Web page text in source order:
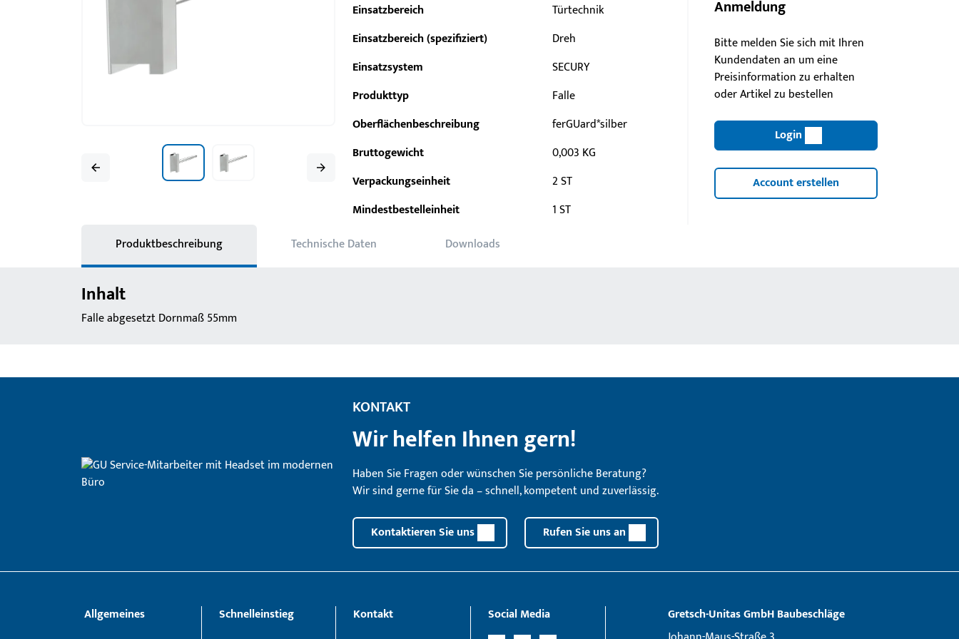
Einsatzbereich
Türtechnik
Einsatzbereich (spezifiziert)
Dreh
Einsatzsystem
SECURY
Produkttyp
Falle
Oberflächenbeschreibung
ferGUard*silber
Bruttogewicht
0,003 KG
Verpackungseinheit
2 ST
Mindestbestelleinheit
1 ST
Anmeldung
Bitte melden Sie sich mit Ihren
Kundendaten an um eine
Preisinformation zu erhalten
oder Artikel zu bestellen
Login
Account erstellen
Produktbeschreibung Technische Daten Downloads
Inhalt
Falle abgesetzt Dornmaß 55mm
KONTAKT
Wir helfen Ihnen gern!
Haben Sie Fragen oder wünschen Sie persönliche Beratung?
Wir sind gerne für Sie da – schnell, kompetent und zuverlässig.
Kontaktieren Sie uns Rufen Sie uns an
Allgemeines
Schnelleinstieg
Kontakt
Social Media
Gretsch­-Unitas GmbH Baubeschläge